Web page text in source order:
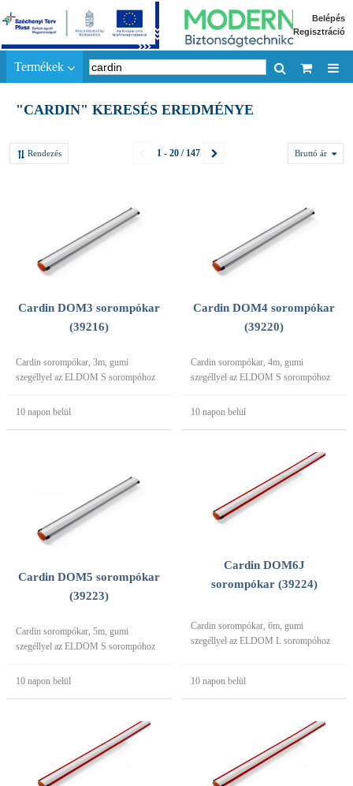
Belépés
Regisztráció
Termékek
"CARDIN" KERESÉS EREDMÉNYE
Rendezés 1 - 20 / 147 Bruttó ár
Cardin DOM3 sorompókar
(39216)
Cardin sorompókar, 3m, gumi
szegéllyel az ELDOM S sorompóhoz
10 napon belül
Cardin DOM4 sorompókar
(39220)
Cardin sorompókar, 4m, gumi
szegéllyel az ELDOM S sorompóhoz
10 napon belül
Cardin DOM5 sorompókar
(39223)
Cardin sorompókar, 5m, gumi
szegéllyel az ELDOM S sorompóhoz
10 napon belül
Cardin DOM6J
sorompókar (39224)
Cardin sorompókar, 6m, gumi
szegéllyel az ELDOM L sorompóhoz
10 napon belül